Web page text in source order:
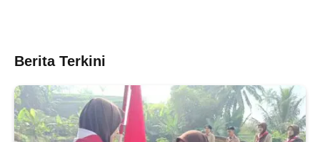
Berita Terkini